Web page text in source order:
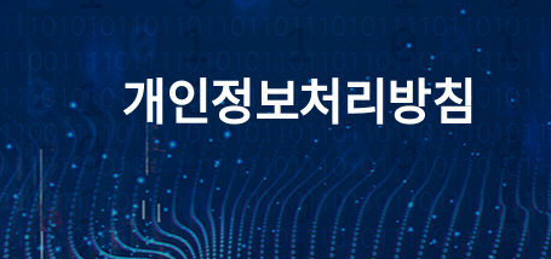
개인정보처리방침